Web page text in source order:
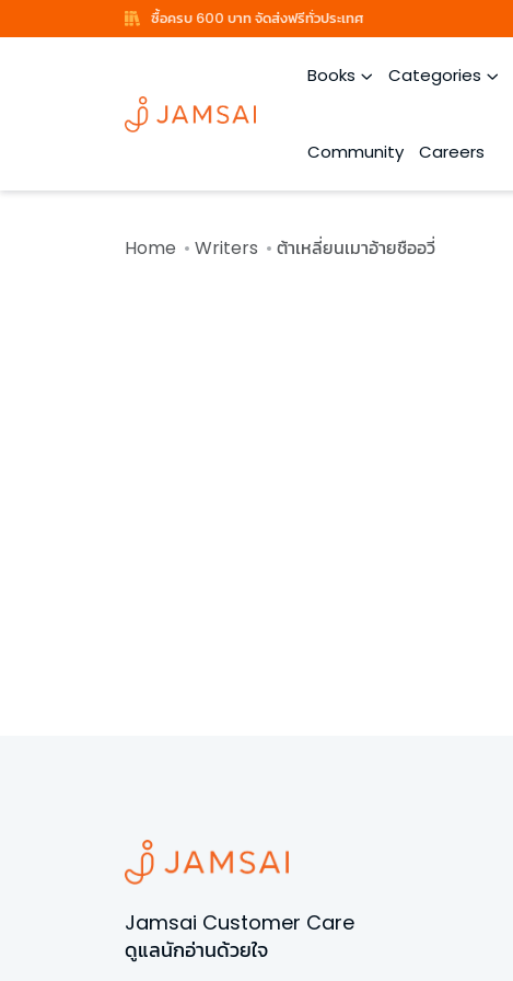
ซื้อครบ 600 บาท จัดส่งฟรีทั่วประเทศ
Books Categories
Community Careers
Home Writers ต้าเหลี่ยนเมาอ้ายชืออวี่
Jamsai Customer Care
ดูแลนักอ่านด้วยใจ